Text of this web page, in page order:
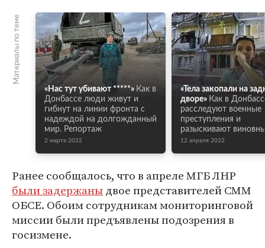
Материалы по теме
«Нас тут убивают *****» Как в
Донбассе люди живут и
гибнут на линии фронта с
надеждой на долгожданный
мир. Репортаж
2 марта 2022
«Тела закопали на
дворе» Как в
расследуют военные
преступления и
разыскивают
12 апреля 2022
Ранее сообщалось, что в апреле МГБ ЛНР
были задержаныдвое представителей СММ
ОБСЕ. Обоим сотрудникам мониторинговой
миссии были предъявлены подозрения в
госизмене.